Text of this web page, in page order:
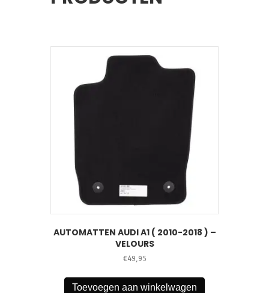
AUTOMATTEN AUDI A1 ( 2010-2018 ) –
VELOURS
€49,95
Toevoegen aan winkelwagen